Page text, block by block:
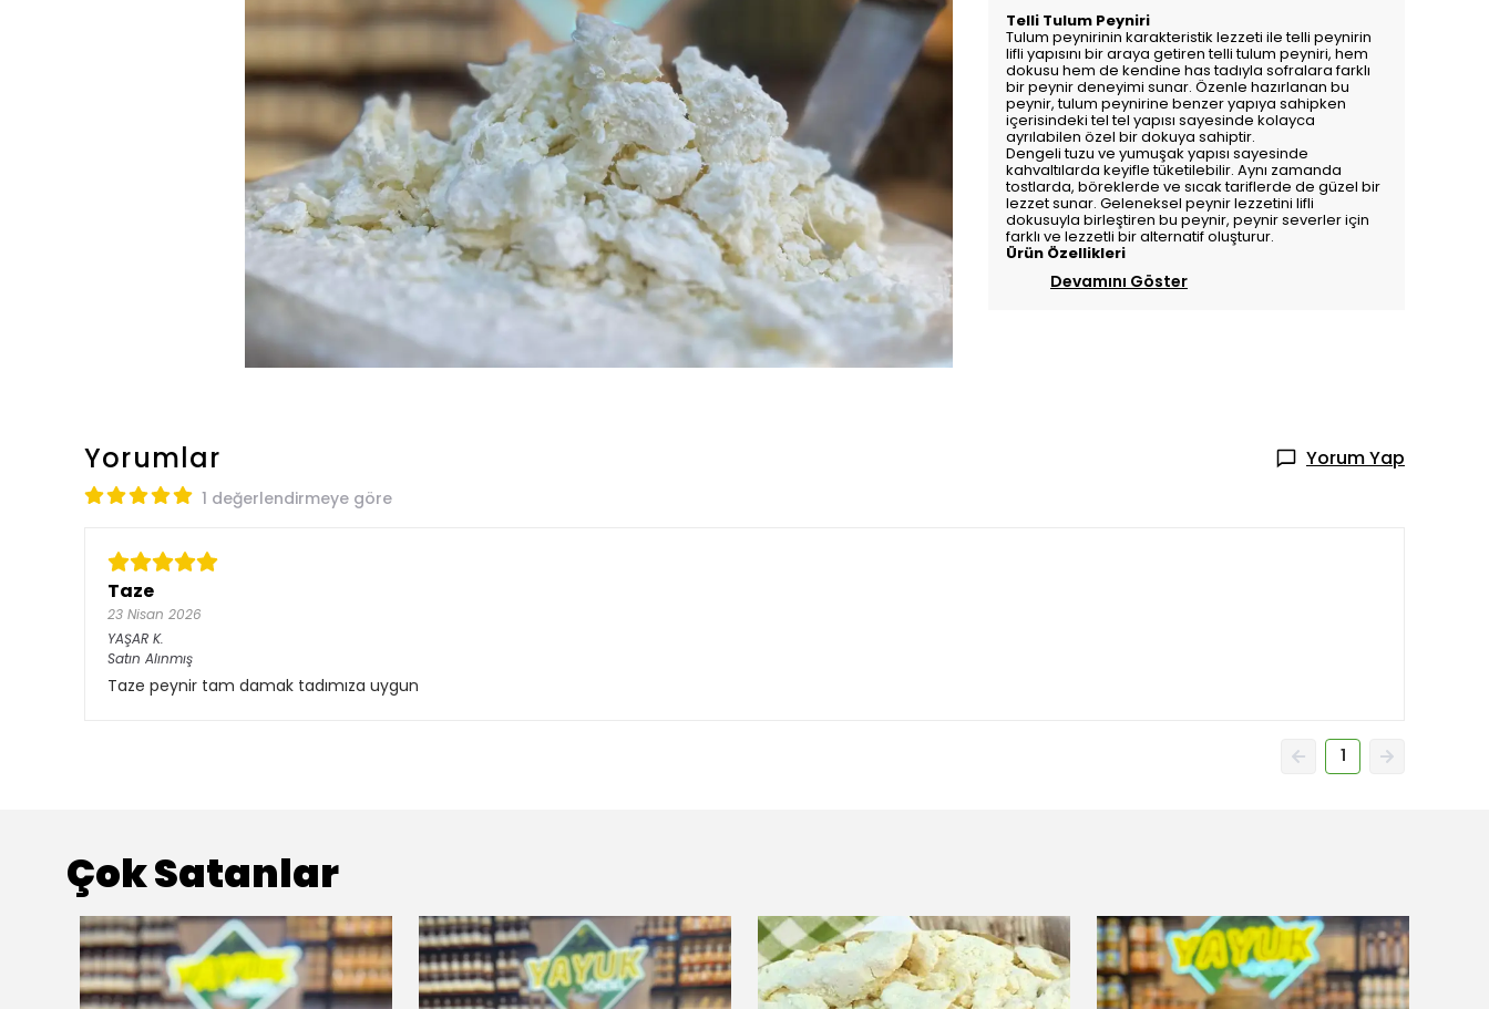
Telli Tulum Peyniri
Tulum peynirinin karakteristik lezzeti ile telli peynirin
lifli yapısını bir araya getiren telli tulum peyniri, hem
dokusu hem de kendine has tadıyla sofralara farklı
bir peynir deneyimi sunar. Özenle hazırlanan bu
peynir, tulum peynirine benzer yapıya sahipken
içerisindeki tel tel yapısı sayesinde kolayca
ayrılabilen özel bir dokuya sahiptir.
Dengeli tuzu ve yumuşak yapısı sayesinde
kahvaltılarda keyifle tüketilebilir. Aynı zamanda
tostlarda, böreklerde ve sıcak tariflerde de güzel bir
lezzet sunar. Geleneksel peynir lezzetini lifli
dokusuyla birleştiren bu peynir, peynir severler için
farklı ve lezzetli bir alternatif oluşturur.
Ürün Özellikleri
Devamını Göster
Yorumlar Yorum Yap
1 değerlendirmeye göre
Taze
23 Nisan 2026
YAŞAR K.
Satın Alınmış
Taze peynir tam damak tadımıza uygun
1
Çok Satanlar